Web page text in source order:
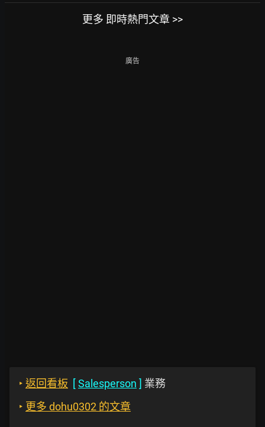
更多 即時熱門文章 >>
廣告
‣ 返回看板 [Salesperson ] 業務
‣ 更多 dohu0302 的文章